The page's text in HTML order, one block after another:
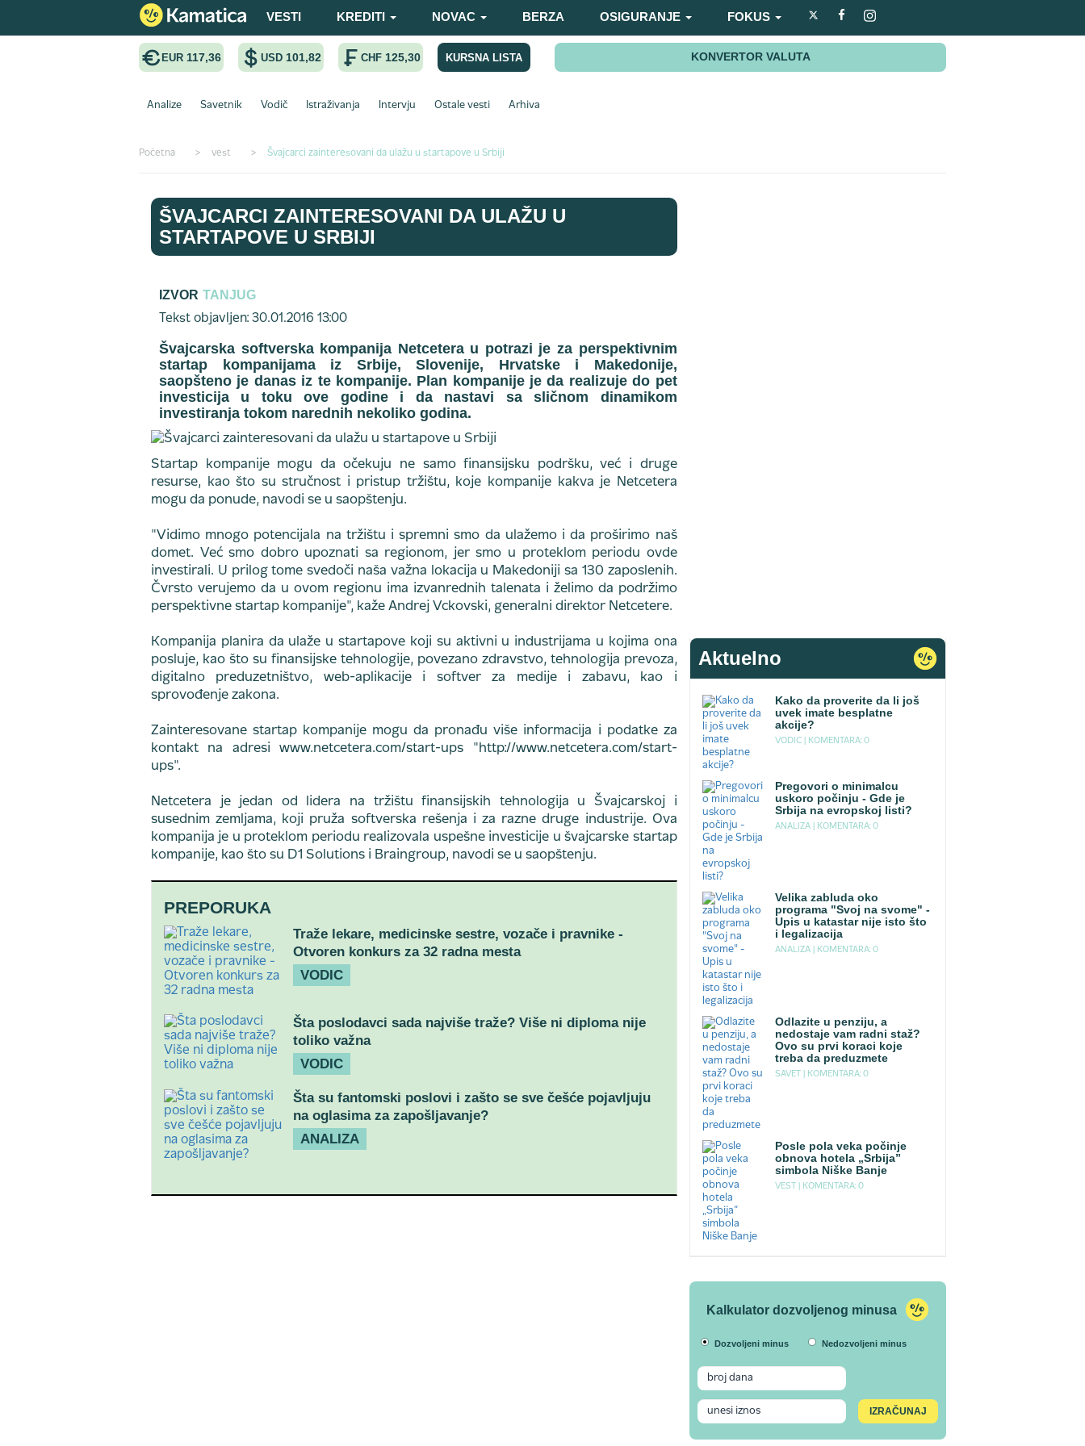
VESTI KREDITI NOVAC BERZA OSIGURANJE FOKUS
EUR 117,36 USD 101,82 CHF 125,30 KURSNA LISTA KONVERTOR VALUTA
Analize Savetnik Vodič Istraživanja Intervju Ostale vesti Arhiva
Početna > vest > Švajcarci zainteresovani da ulažu u startapove u Srbiji
ŠVAJCARCI ZAINTERESOVANI DA ULAŽU U
STARTAPOVE U SRBIJI
IZVOR TANJUG
Tekst objavljen: 30.01.2016 13:00
Švajcarska softverska kompanija Netcetera u potrazi je za perspektivnim
startap kompanijama iz Srbije, Slovenije, Hrvatske i Makedonije,
saopšteno je danas iz te kompanije. Plan kompanije je da realizuje do pet
investicija u toku ove godine i da nastavi sa sličnom dinamikom
investiranja tokom narednih nekoliko godina.
Startap kompanije mogu da očekuju ne samo finansijsku podršku, već i druge
resurse, kao što su stručnost i pristup tržištu, koje kompanije kakva je Netcetera
mogu da ponude, navodi se u saopštenju.
"Vidimo mnogo potencijala na tržištu i spremni smo da ulažemo i da proširimo naš
domet. Već smo dobro upoznati sa regionom, jer smo u proteklom periodu ovde
investirali. U prilog tome svedoči naša važna lokacija u Makedoniji sa 130 zaposlenih.
Čvrsto verujemo da u ovom regionu ima izvanrednih talenata i želimo da podržimo
perspektivne startap kompanije", kaže Andrej Vckovski, generalni direktor Netcetere.
Kompanija planira da ulaže u startapove koji su aktivni u industrijama u kojima ona
posluje, kao što su finansijske tehnologije, povezano zdravstvo, tehnologija prevoza,
digitalno preduzetništvo, web-aplikacije i softver za medije i zabavu, kao i
sprovođenje zakona.
Zainteresovane startap kompanije mogu da pronađu više informacija i podatke za
kontakt na adresi www.netcetera.com/start-ups "http://www.netcetera.com/start-
ups".
Netcetera je jedan od lidera na tržištu finansijskih tehnologija u Švajcarskoj i
susednim zemljama, koji pruža softverska rešenja i za razne druge industrije. Ova
kompanija je u proteklom periodu realizovala uspešne investicije u švajcarske startap
kompanije, kao što su D1 Solutions i Braingroup, navodi se u saopštenju.
PREPORUKA
Traže lekare, medicinske sestre, vozače i pravnike -
Otvoren konkurs za 32 radna mesta
VODIC
Šta poslodavci sada najviše traže? Više ni diploma nije
toliko važna
VODIC
Šta su fantomski poslovi i zašto se sve češće pojavljuju
na oglasima za zapošljavanje?
ANALIZA
Aktuelno
Kako da proverite da li još
uvek imate besplatne
akcije?
VODIC | KOMENTARA: 0
Pregovori o minimalcu
uskoro počinju - Gde je
Srbija na evropskoj listi?
ANALIZA | KOMENTARA: 0
Velika zabluda oko
programa "Svoj na svome" -
Upis u katastar nije isto što
i legalizacija
ANALIZA | KOMENTARA: 0
Odlazite u penziju, a
nedostaje vam radni staž?
Ovo su prvi koraci koje
treba da preduzmete
SAVET | KOMENTARA: 0
Posle pola veka počinje
obnova hotela „Srbija”
simbola Niške Banje
VEST | KOMENTARA: 0
Kalkulator dozvoljenog minusa
Dozvoljeni minus Nedozvoljeni minus